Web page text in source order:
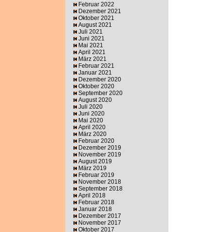
Februar 2022
Dezember 2021
Oktober 2021
August 2021
Juli 2021
Juni 2021
Mai 2021
April 2021
März 2021
Februar 2021
Januar 2021
Dezember 2020
Oktober 2020
September 2020
August 2020
Juli 2020
Juni 2020
Mai 2020
April 2020
März 2020
Februar 2020
Dezember 2019
November 2019
August 2019
März 2019
Februar 2019
November 2018
September 2018
April 2018
Februar 2018
Januar 2018
Dezember 2017
November 2017
Oktober 2017